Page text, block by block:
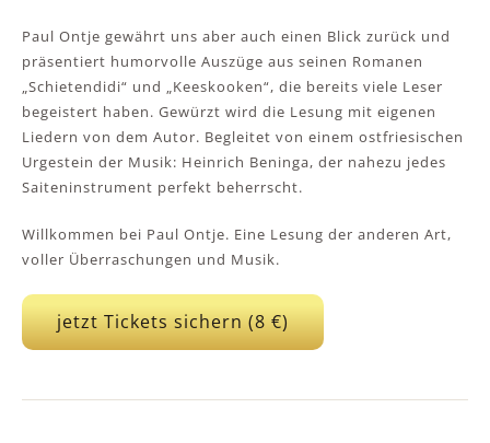
Paul Ontje gewährt uns aber auch einen Blick zurück und
präsentiert humorvolle Auszüge aus seinen Romanen
„Schietendidi“ und „Keeskooken“, die bereits viele Leser
begeistert haben. Gewürzt wird die Lesung mit eigenen
Liedern von dem Autor. Begleitet von einem ostfriesischen
Urgestein der Musik: Heinrich Beninga, der nahezu jedes
Saiteninstrument perfekt beherrscht.
Willkommen bei Paul Ontje. Eine Lesung der anderen Art,
voller Überraschungen und Musik.
jetzt Tickets sichern (8 €)